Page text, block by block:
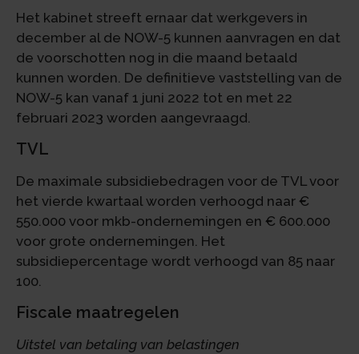
Het kabinet streeft ernaar dat werkgevers in
december al de NOW-5 kunnen aanvragen en dat
de voorschotten nog in die maand betaald
kunnen worden. De definitieve vaststelling van de
NOW-5 kan vanaf 1 juni 2022 tot en met 22
februari 2023 worden aangevraagd.
TVL
De maximale subsidiebedragen voor de TVL voor
het vierde kwartaal worden verhoogd naar €
550.000 voor mkb-ondernemingen en € 600.000
voor grote ondernemingen. Het
subsidiepercentage wordt verhoogd van 85 naar
100.
Fiscale maatregelen
Uitstel van betaling van belastingen